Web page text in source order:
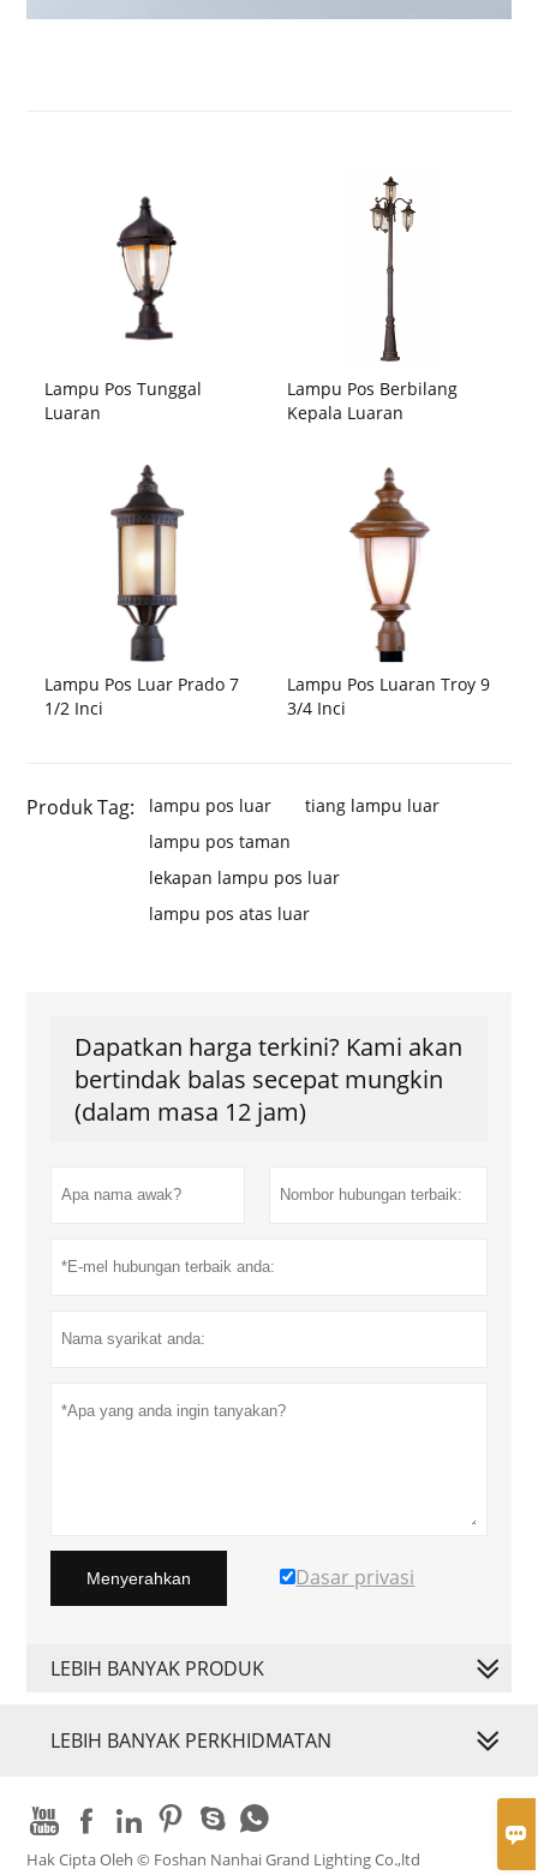

Lampu Pos Tunggal
Luaran
Lampu Pos Berbilang
Kepala Luaran
Lampu Pos Luar Prado 7
1/2 Inci
Lampu Pos Luaran Troy 9
3/4 Inci
Produk Tag: lampu pos luar
tiang lampu luar
lampu pos taman
lekapan lampu pos luar
lampu pos atas luar
Dapatkan harga terkini? Kami akan
bertindak balas secepat mungkin
(dalam masa 12 jam)
Menyerahkan Dasar privasi
LEBIH BANYAK PRODUK
LEBIH BANYAK PERKHIDMATAN
     
Hak Cipta Oleh © Foshan Nanhai Grand Lighting Co.,ltd